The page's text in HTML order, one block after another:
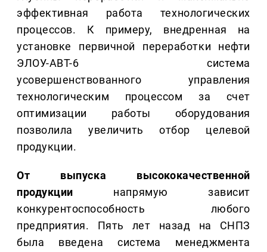
эффективная работа технологических
процессов. К примеру, внедренная на
установке первичной переработки нефти
ЭЛОУ-АВТ-6 система
усовершенствованного управления
технологическим процессом за счет
оптимизации работы оборудования
позволила увеличить отбор целевой
продукции.
От выпуска высококачественной
продукции напрямую зависит
конкурентоспособность любого
предприятия. Пять лет назад на СНПЗ
была введена система менеджмента